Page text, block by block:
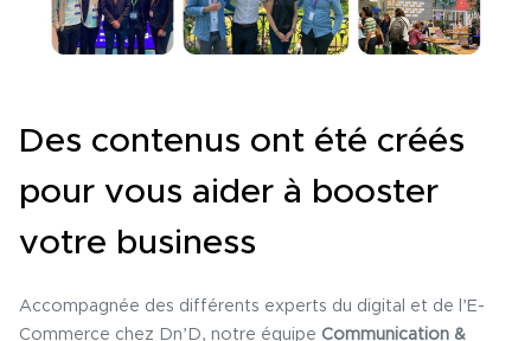
Des contenus ont été créés
pour vous aider à booster
votre business
Accompagnée des différents experts du digital et de l’E-
Commerce chez Dn’D, notre équipe Communication &